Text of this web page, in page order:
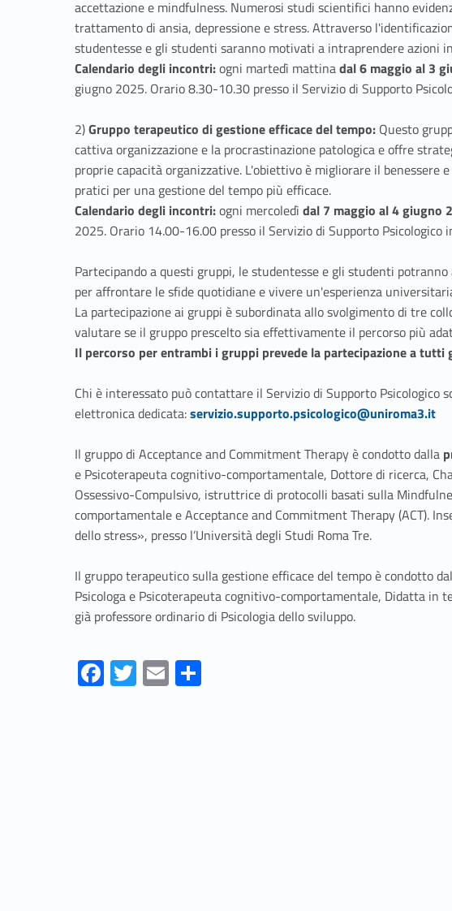
accettazione e mindfulness. Numerosi studi scientifici hanno
trattamento di ansia, depressione e stress. Attraverso
studentesse e gli studenti saranno motivati a intraprendere azioni
Calendario degli incontri:ogni martedì mattinadal 6 maggio al 3
giugno 2025. Orario 8.30-10.30 presso il Servizio di Supporto
2)Gruppo terapeutico di gestione efficace del tempo: Questo
cattiva organizzazione e la procrastinazione patologica e offre
proprie capacità organizzative. L'obiettivo è migliorare il
pratici per una gestione del tempo più efficace.​
Calendario degli incontri:ogni mercoledì dal 7 maggio al 4 giugno
2025. Orario 14.00-16.00 presso il Servizio di Supporto Psicologico
Partecipando a questi gruppi, le studentesse e gli studenti
per affrontare le sfide quotidiane e vivere un'esperienza
La partecipazione ai gruppi è subordinata allo svolgimento di tre
valutare se il gruppo prescelto sia effettivamente il percorso più
Il percorso per entrambi i gruppi prevede la partecipazione a
Chi è interessato può contattare il Servizio di Supporto Psicologico
elettronica dedicata: Link identifier #identifier__24629-1
servizio.supporto.psicologico@uniroma3.it
Il gruppo di Acceptance and Commitment Therapy è condotto dalla
e Psicoterapeuta cognitivo-comportamentale, Dottore di ricerca,
Ossessivo-Compulsivo, istruttrice di protocolli basati sulla
comportamentale e Acceptance and Commitment Therapy (ACT).
dello stress», presso l’Università degli Studi Roma Tre.
Il gruppo terapeutico sulla gestione efficace del tempo è condotto
Psicologa e Psicoterapeuta cognitivo-comportamentale, Didatta in
già professore ordinario di Psicologia dello sviluppo.
Fa
ce
T
w
E
m